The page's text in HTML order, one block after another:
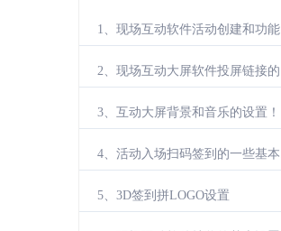
1、现场互动软件活动创建和功能人数加购操作步骤？
2、现场互动大屏软件投屏链接的操作教材
3、互动大屏背景和音乐的设置！
4、活动入场扫码签到的一些基本操作教材！
5、3D签到拼LOGO设置